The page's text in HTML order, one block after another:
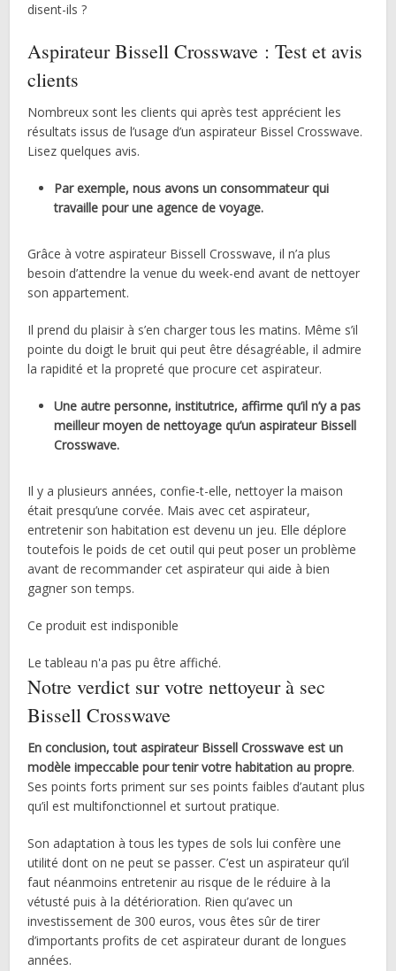
disent-ils ?
Aspirateur Bissell Crosswave : Test et avis
clients
Nombreux sont les clients qui après test apprécient les
résultats issus de l’usage d’un aspirateur Bissel Crosswave.
Lisez quelques avis.
Par exemple, nous avons un consommateur qui
travaille pour une agence de voyage.
Grâce à votre aspirateur Bissell Crosswave, il n’a plus
besoin d’attendre la venue du week-end avant de nettoyer
son appartement.
Il prend du plaisir à s’en charger tous les matins. Même s’il
pointe du doigt le bruit qui peut être désagréable, il admire
la rapidité et la propreté que procure cet aspirateur.
Une autre personne, institutrice, affirme qu’il n’y a pas
meilleur moyen de nettoyage qu’un aspirateur Bissell
Crosswave.
Il y a plusieurs années, confie-t-elle, nettoyer la maison
était presqu’une corvée. Mais avec cet aspirateur,
entretenir son habitation est devenu un jeu. Elle déplore
toutefois le poids de cet outil qui peut poser un problème
avant de recommander cet aspirateur qui aide à bien
gagner son temps.
Ce produit est indisponible
Le tableau n'a pas pu être affiché.
Notre verdict sur votre nettoyeur à sec
Bissell Crosswave
En conclusion, tout aspirateur Bissell Crosswave est un
modèle impeccable pour tenir votre habitation au propre.
Ses points forts priment sur ses points faibles d’autant plus
qu’il est multifonctionnel et surtout pratique.
Son adaptation à tous les types de sols lui confère une
utilité dont on ne peut se passer. C’est un aspirateur qu’il
faut néanmoins entretenir au risque de le réduire à la
vétusté puis à la détérioration. Rien qu’avec un
investissement de 300 euros, vous êtes sûr de tirer
d’importants profits de cet aspirateur durant de longues
années.